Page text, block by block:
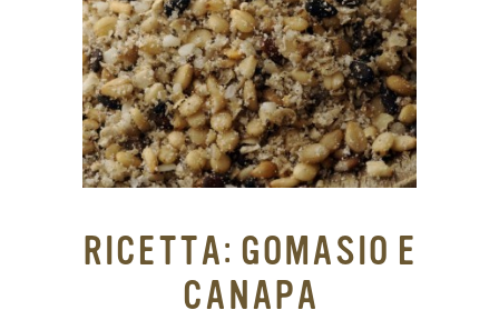
RICETTA: GOMASIO E
CANAPA